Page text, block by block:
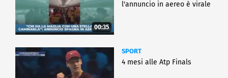
00:35
l'annuncio in aereo è virale
SPORT
4 mesi alle Atp Finals